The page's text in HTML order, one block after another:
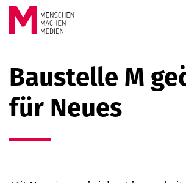
Springe zum Inhalt
MACHEN
MEDIEN
Baustelle M
für Neues